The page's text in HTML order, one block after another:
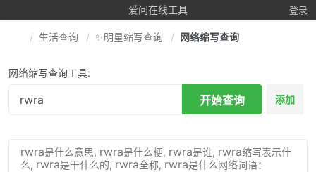
爱问在线工具 登录
生活查询 ✨明星缩写查询 网络缩写查询
网络缩写查询工具:
开始查询 添加
rwra是什么意思, rwra是什么梗, rwra是谁, rwra缩写表示什
么, rwra是干什么的, rwra全称, rwra是什么网络词语：